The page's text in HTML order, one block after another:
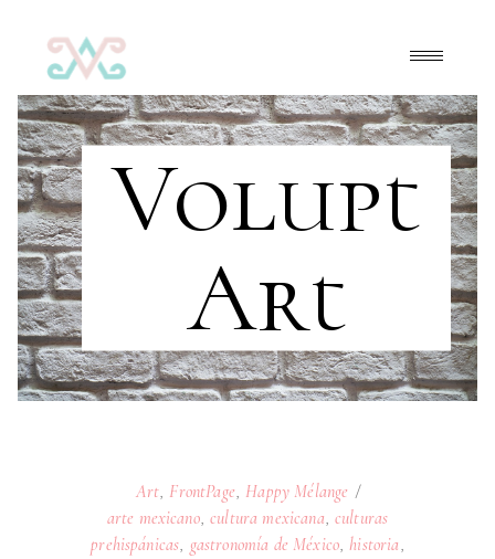
Volupt
Art
Art, FrontPage, Happy Mélange
arte mexicano,cultura mexicana,culturas
prehispánicas, gastronomía de México,historia,